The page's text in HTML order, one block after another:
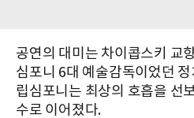
공연의 대미는 차이콥스키 교
심포니 6대 예술감독이었던
립심포니는 최상의 호흡을 선
수로 이어졌다.